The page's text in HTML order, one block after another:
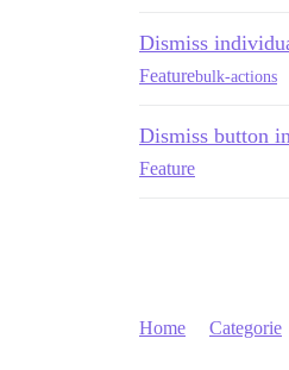
Dismiss
Featurebulk-actions
Dismiss button
Feature
Home Categorie